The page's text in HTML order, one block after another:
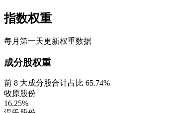
指数权重
每月第一天更新权重数据
成分股权重
前 8 大成分股合计占比 65.74%
牧原股份
16.25%